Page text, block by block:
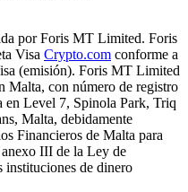
por Foris MT Limited. Foris
Visa Crypto.com conforme a
(emisión). Foris MT Limited
Malta, con número de registro
en Level 7, Spinola Park, Triq
Malta, debidamente
Financieros de Malta para
III de la Ley de
instituciones de dinero